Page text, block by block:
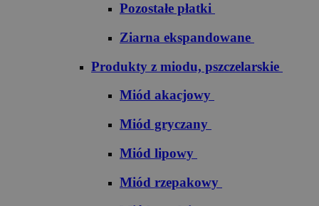
Pozostałe płatki
Ziarna ekspandowane
Produkty z miodu, pszczelarskie
Miód akacjowy
Miód gryczany
Miód lipowy
Miód rzepakowy